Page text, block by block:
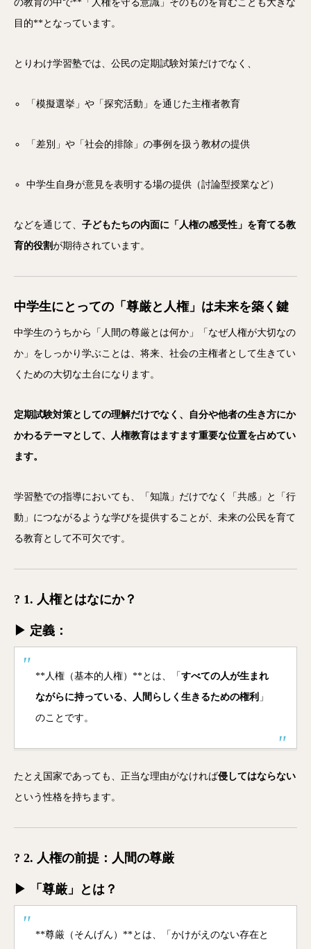
の教育の中で**「人権を守る意識」そのものを育むことも大きな
目的**となっています。
とりわけ学習塾では、公民の定期試験対策だけでなく、
「模擬選挙」や「探究活動」を通じた主権者教育
「差別」や「社会的排除」の事例を扱う教材の提供
中学生自身が意見を表明する場の提供（討論型授業など）
などを通じて、 子どもたちの内面に「人権の感受性」を育てる教
育的役割が期待されています。
中学生にとっての「尊厳と人権」は未来を築く鍵
中学生のうちから「人間の尊厳とは何か」「なぜ人権が大切なの
か」をしっかり学ぶことは、将来、社会の主権者として生きてい
くための大切な土台になります。
定期試験対策としての理解だけでなく、自分や他者の生き方にか
かわるテーマとして、人権教育はますます重要な位置を占めてい
ます。
学習塾での指導においても、「知識」だけでなく「共感」と「行
動」につながるような学びを提供することが、未来の公民を育て
る教育として不可欠です。
? 1. 人権とはなにか？
▶ 定義：
**人権（基本的人権）**とは、「 すべての人が生まれ
ながらに持っている、人間らしく生きるための権利 」
のことです。
たとえ国家であっても、正当な理由がなければ侵してはならない
という性格を持ちます。
? 2. 人権の前提：人間の尊厳
▶ 「尊厳」とは？
**尊厳（そんげん）**とは、「かけがえのない存在と